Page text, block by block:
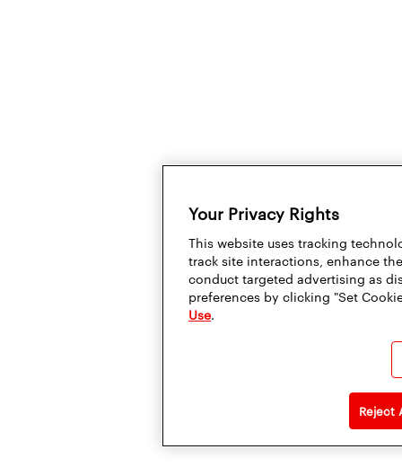
Your Privacy Rights
This website uses tracking
track site interactions, enhance
conduct targeted advertising as
preferences by clicking "Set
Use.
Reject